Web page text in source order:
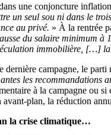
une conjoncture
un seul sou ni dans le
au privé. » À la rentrée
du salaire minimum à
immobilière, […] la
campagne, le
les recommandations
à la campagne ou
plan, la réduction
la crise climatique…